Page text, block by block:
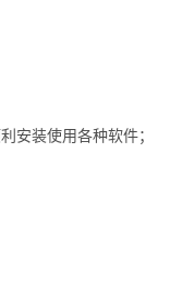
安装使用各种软件；